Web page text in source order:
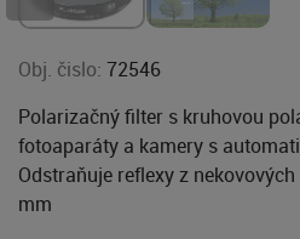
Obj. čislo: 72546
Polarizačný filter s kruhovou
fotoaparáty a kamery s
Odstraňuje reflexy z
mm